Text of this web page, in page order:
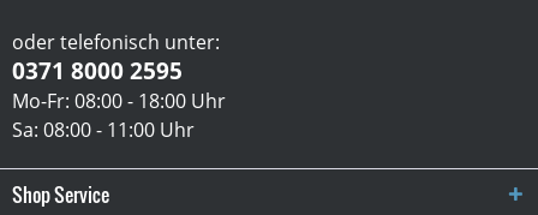
oder telefonisch unter:
0371 8000 2595
Mo-Fr: 08:00 - 18:00 Uhr
Sa: 08:00 - 11:00 Uhr
Shop Service